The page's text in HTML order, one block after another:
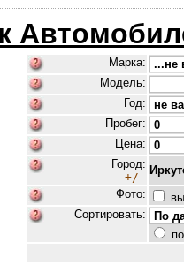
Марка:
Модель:
Год:
Пробег:
Цена:
Город:
+/-
Фото:
Сортировать: